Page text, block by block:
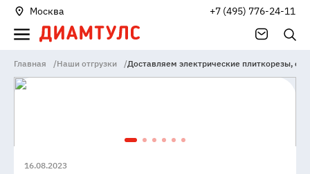
Москва +7 (495) 776-24-11
Главная /Наши отгрузки /Доставляем электрические плиткорезы,
16.08.2023